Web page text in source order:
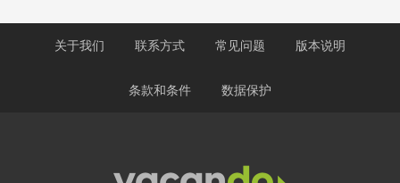
关于我们 联系方式 常见问题 版本说明
条款和条件 数据保护